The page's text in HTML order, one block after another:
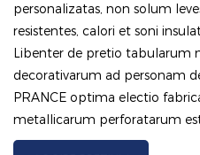
personalizatas, non solum
resistentes, calori et soni
Libenter de pretio tabularum
decorativarum ad personam
PRANCE optima electio
metallicarum perforatarum